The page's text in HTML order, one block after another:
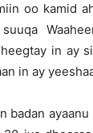
oo kamid
in ay
in ay
badan